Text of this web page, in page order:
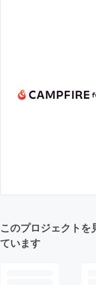
このプロジェクトを
ています